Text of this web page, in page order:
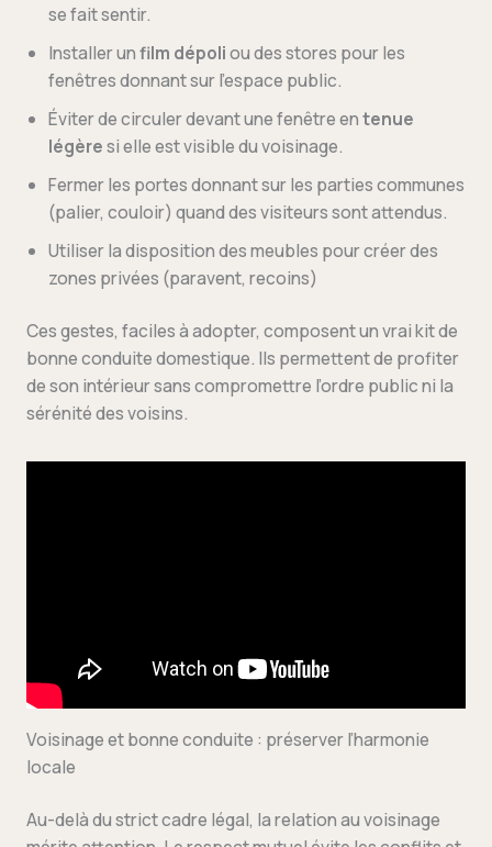
se fait sentir.
Installer unfilm dépoliou des stores pour les
fenêtres donnant sur l’espace public.
Éviter de circuler devant une fenêtre entenue
légèresi elle est visible du voisinage.
Fermer les portes donnant sur les parties communes
(palier, couloir) quand des visiteurs sont attendus.
Utiliser la disposition des meubles pour créer des
zones privées (paravent, recoins)
Ces gestes, faciles à adopter, composent un vrai kit de
bonne conduite domestique. Ils permettent de profiter
de son intérieur sans compromettre l’ordre public ni la
sérénité des voisins.
Voisinage et bonne conduite : préserver l’harmonie
locale
Au-delà du strict cadre légal, la relation au voisinage